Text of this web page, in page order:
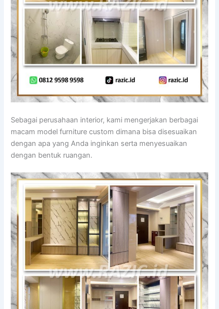
Sebagai perusahaan interior, kami mengerjakan berbagai
macam model furniture custom dimana bisa disesuaikan
dengan apa yang Anda inginkan serta menyesuaikan
dengan bentuk ruangan.